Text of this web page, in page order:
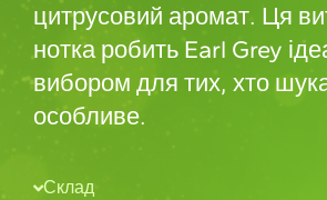
цитрусовий аромат. Ця
нотка робить Earl Grey
вибором для тих, хто
особливе.
Склад